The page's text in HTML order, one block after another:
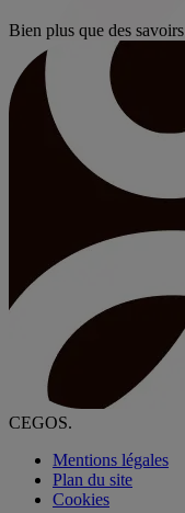
Bien plus que des savoirs
CEGOS.
Mentions légales
Plan du site
Cookies